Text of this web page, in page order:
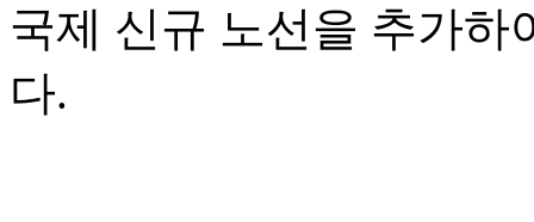
국제 신규 노선을 추가하
다.